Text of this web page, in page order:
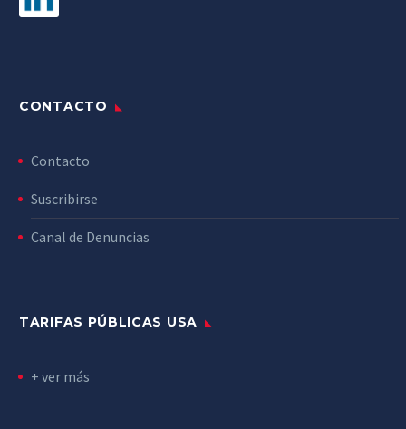
CONTACTO
Contacto
Suscribirse
Canal de Denuncias
TARIFAS PÚBLICAS USA
+ ver más